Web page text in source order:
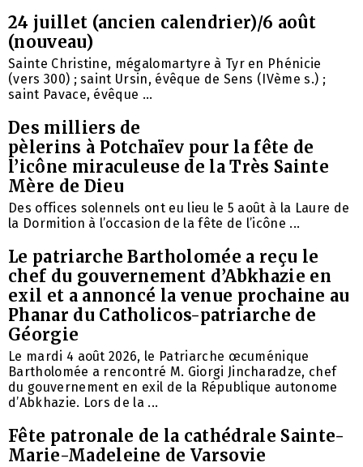
24 juillet (ancien calendrier)/6 août
(nouveau)
Sainte Christine, mégalomartyre à Tyr en Phénicie
(vers 300) ; saint Ursin, évêque de Sens (IVème s.) ;
saint Pavace, évêque ...
Des milliers de
pèlerins à Potchaïev pour la fête de
l’icône miraculeuse de la Très Sainte
Mère de Dieu
Des offices solennels ont eu lieu le 5 août à la Laure de
la Dormition à l’occasion de la fête de l’icône ...
Le patriarche Bartholomée a reçu le
chef du gouvernement d’Abkhazie en
exil et a annoncé la venue prochaine au
Phanar du Catholicos-patriarche de
Géorgie
Le mardi 4 août 2026, le Patriarche œcuménique
Bartholomée a rencontré M. Giorgi Jincharadze, chef
du gouvernement en exil de la République autonome
d’Abkhazie. Lors de la ...
Fête patronale de la cathédrale Sainte-
Marie-Madeleine de Varsovie